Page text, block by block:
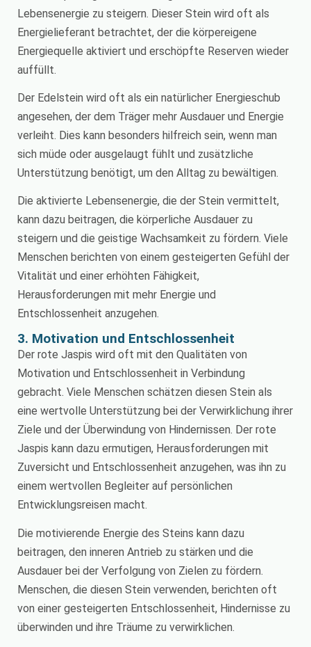
Lebensenergie zu steigern. Dieser Stein wird oft als
Energielieferant betrachtet, der die körpereigene
Energiequelle aktiviert und erschöpfte Reserven wieder
auffüllt.
Der Edelstein wird oft als ein natürlicher Energieschub
angesehen, der dem Träger mehr Ausdauer und Energie
verleiht. Dies kann besonders hilfreich sein, wenn man
sich müde oder ausgelaugt fühlt und zusätzliche
Unterstützung benötigt, um den Alltag zu bewältigen.
Die aktivierte Lebensenergie, die der Stein vermittelt,
kann dazu beitragen, die körperliche Ausdauer zu
steigern und die geistige Wachsamkeit zu fördern. Viele
Menschen berichten von einem gesteigerten Gefühl der
Vitalität und einer erhöhten Fähigkeit,
Herausforderungen mit mehr Energie und
Entschlossenheit anzugehen.
3. Motivation und Entschlossenheit
Der rote Jaspis wird oft mit den Qualitäten von
Motivation und Entschlossenheit in Verbindung
gebracht. Viele Menschen schätzen diesen Stein als
eine wertvolle Unterstützung bei der Verwirklichung ihrer
Ziele und der Überwindung von Hindernissen. Der rote
Jaspis kann dazu ermutigen, Herausforderungen mit
Zuversicht und Entschlossenheit anzugehen, was ihn zu
einem wertvollen Begleiter auf persönlichen
Entwicklungsreisen macht.
Die motivierende Energie des Steins kann dazu
beitragen, den inneren Antrieb zu stärken und die
Ausdauer bei der Verfolgung von Zielen zu fördern.
Menschen, die diesen Stein verwenden, berichten oft
von einer gesteigerten Entschlossenheit, Hindernisse zu
überwinden und ihre Träume zu verwirklichen.